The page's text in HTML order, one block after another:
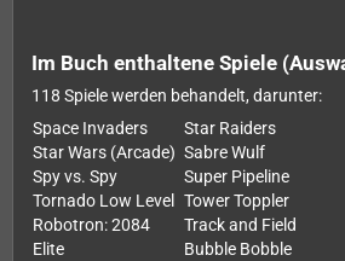
Im Buch enthaltene Spiele
118 Spiele werden behandelt, darunter:
Space Invaders
Star Raiders
Star Wars (Arcade) Sabre Wulf
Spy vs. Spy
Super Pipeline
Tornado Low Level
Tower Toppler
Robotron: 2084
Track and Field
Elite
Bubble Bobble